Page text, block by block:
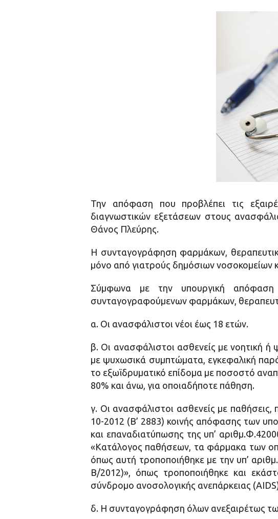
Την απόφαση που προβλέπει τις
διαγνωστικών εξετάσεων στους
Θάνος Πλεύρης.
Η συνταγογράφηση φαρμάκων,
μόνο από γιατρούς δημόσιων νοσοκομείων
Σύμφωνα με την υπουργική απόφαση
συνταγογραφούμενων φαρμάκων,
α. Οι ανασφάλιστοι νέοι έως 18 ετών.
β. Οι ανασφάλιστοι ασθενείς με νοητική
με ψυχωσικά συμπτώματα, εγκεφαλική
το εξωϊδρυματικό επίδομα με ποσοστό
80% και άνω, για οποιαδήποτε πάθηση.
γ. Οι ανασφάλιστοι ασθενείς με
10-2012 (Β’ 2883) κοινής απόφασης των
και επαναδιατύπωσης της υπ’
«Κατάλογος παθήσεων, τα φάρμακα των
όπως αυτή τροποποιήθηκε με την υπ’
Β/2012)», όπως τροποποιήθηκε και
σύνδρομο ανοσολογικής ανεπάρκειας
δ. Η συνταγογράφηση όλων ανεξαιρέτως